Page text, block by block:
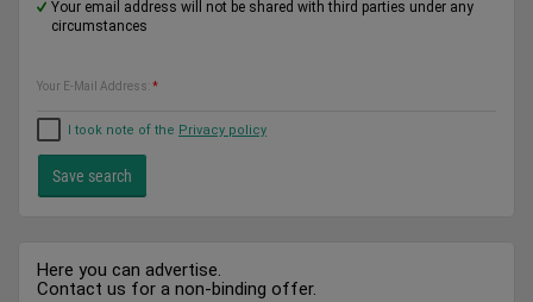
Your email address will not be shared with third parties under any
circumstances
Your E-Mail Address: *
I took note of the Privacy policy
Here you can advertise.
Contact us for a non-binding offer.